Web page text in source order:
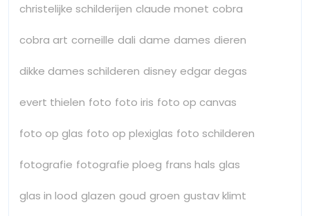
christelijke schilderijen claude monet cobra
cobra art corneille dali dame dames dieren
dikke dames schilderen disney edgar degas
evert thielen foto foto iris foto op canvas
foto op glas foto op plexiglas foto schilderen
fotografie fotografie ploeg frans hals glas
glas in lood glazen goud groen gustav klimt